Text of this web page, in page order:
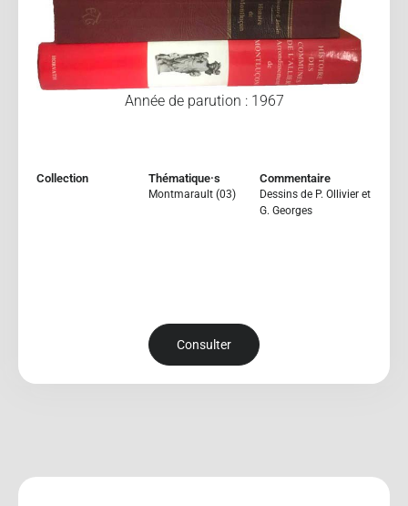
Année de parution : 1967
Collection Thématique·s
Montmarault (03)
Commentaire
Dessins de P. Ollivier et
G. Georges
Consulter